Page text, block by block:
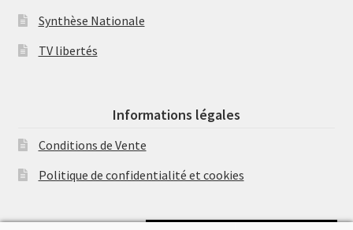
Synthèse Nationale
TV libertés
Informations légales
Conditions de Vente
Politique de confidentialité et cookies